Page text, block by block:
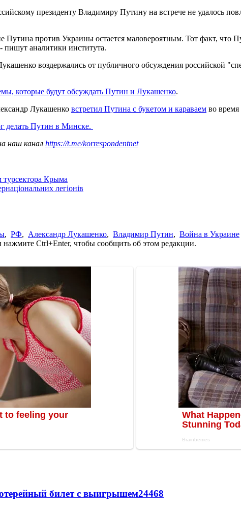
президенту Владимиру Путину на встрече не удалось
Путина против Украины остается маловероятным. Тот факт,
пишут аналитики института.
воздержались от публичного обсуждения российской
которые будут обсуждать Путин и Лукашенко.
Лукашенко встретил Путина с букетом и караваем во
делать Путин в Минске.
наш канал https://t.me/korrespondentnet
турсектора Крыма
легіонів
, РФ, Александр Лукашенко, Владимир Путин, Война в Украине
Ctrl+Enter, чтобы сообщить об этом редакции.
билет с выигрышем24468